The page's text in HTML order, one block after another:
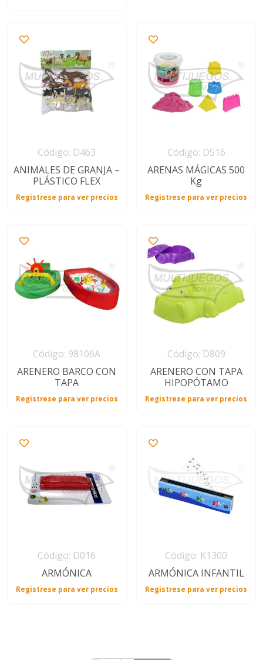
Código: D463
ANIMALES DE GRANJA –
PLÁSTICO FLEX
Registrese para ver precios
Código: D516
ARENAS MÁGICAS 500
Kg
Registrese para ver precios
Código: 98106A
ARENERO BARCO CON
TAPA
Registrese para ver precios
Código: D809
ARENERO CON TAPA
HIPOPÓTAMO
Registrese para ver precios
Código: D016
ARMÓNICA
Registrese para ver precios
Código: K1300
ARMÓNICA INFANTIL
Registrese para ver precios